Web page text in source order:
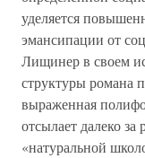
уделяется
эмансипации от
Лищинер в своем
структуры романа
выраженная
отсылает далеко
«натуральной